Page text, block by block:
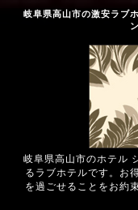
岐阜県高山市の激安ラブ
岐阜県高山市のホテル
るラブホテルです。お
を過ごせることをお約